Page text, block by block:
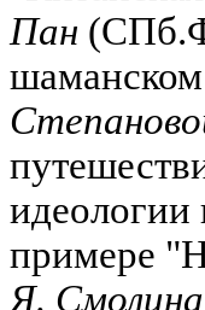
Пан
примере
Я. Смолина